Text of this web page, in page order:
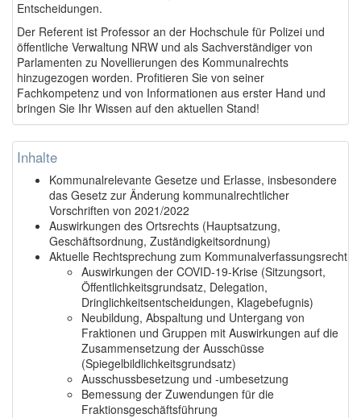
Entscheidungen.
Der Referent ist Professor an der Hochschule für Polizei und
öffentliche Verwaltung NRW und als Sachverständiger von
Parlamenten zu Novellierungen des Kommunalrechts
hinzugezogen worden. Profitieren Sie von seiner
Fachkompetenz und von Informationen aus erster Hand und
bringen Sie Ihr Wissen auf den aktuellen Stand!
Inhalte
Kommunalrelevante Gesetze und Erlasse, insbesondere
das Gesetz zur Änderung kommunalrechtlicher
Vorschriften von 2021/2022
Auswirkungen des Ortsrechts (Hauptsatzung,
Geschäftsordnung, Zuständigkeitsordnung)
Aktuelle Rechtsprechung zum Kommunalverfassungsrecht
Auswirkungen der COVID-19-Krise (Sitzungsort,
Öffentlichkeitsgrundsatz, Delegation,
Dringlichkeitsentscheidungen, Klagebefugnis)
Neubildung, Abspaltung und Untergang von
Fraktionen und Gruppen mit Auswirkungen auf die
Zusammensetzung der Ausschüsse
(Spiegelbildlichkeitsgrundsatz)
Ausschussbesetzung und -umbesetzung
Bemessung der Zuwendungen für die
Fraktionsgeschäftsführung